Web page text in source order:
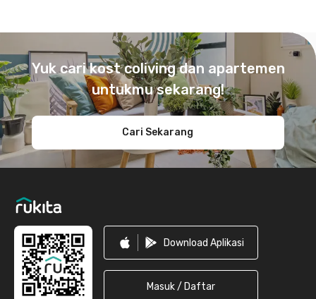
Yuk cari kost coliving dan apartemen
untukmu sekarang!
Cari Sekarang
Download Aplikasi
Masuk / Daftar